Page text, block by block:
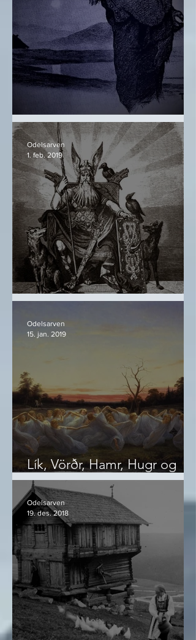
Sólin styrkist - Eldbjörg
Óðinn og hva han er
Odelsarven
1. feb. 2019
Lík, Vörðr, Hamr, Hugr og
Önd
Odelsarven
15. jan. 2019
Odelsarven
19. des. 2018